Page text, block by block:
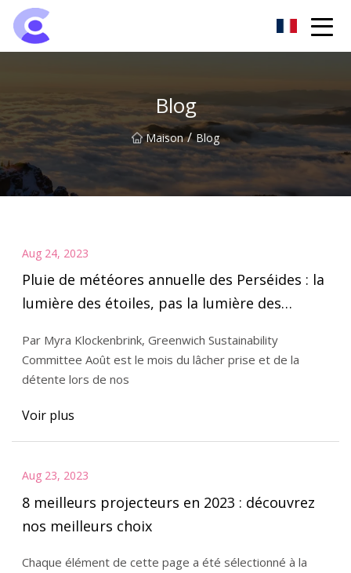
Blog
Maison / Blog
Aug 24, 2023
Pluie de météores annuelle des Perséides : la
lumière des étoiles, pas la lumière des
Par Myra Klockenbrink, Greenwich Sustainability
Committee Août est le mois du lâcher prise et de la
détente lors de nos
Voir plus
Aug 23, 2023
8 meilleurs projecteurs en 2023 : découvrez
nos meilleurs choix
Chaque élément de cette page a été sélectionné à la